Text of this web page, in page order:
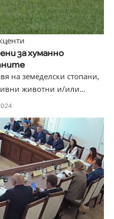
за хуманно
на земеделски стопани,
животни и/или…